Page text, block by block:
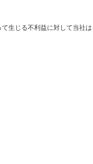
生じる不利益に対して当社は